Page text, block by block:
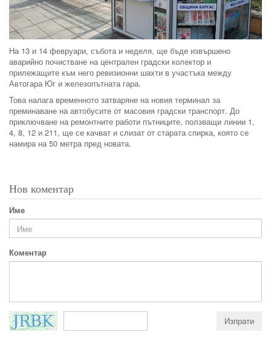
На 13 и 14 февруари, събота и неделя, ще бъде извършено
аварийно почистване на централен градски колектор и
прилежащите към него ревизионни шахти в участъка между
Автогара Юг и железопътната гара.
Това налага временното затваряне на новия терминал за
преминаване на автобусите от масовия градски транспорт. До
приключване на ремонтните работи пътниците, ползващи линии 1,
4, 8, 12 и 211, ще се качват и слизат от старата спирка, която се
намира на 50 метра пред новата.
Нов коментар
Име
Коментар